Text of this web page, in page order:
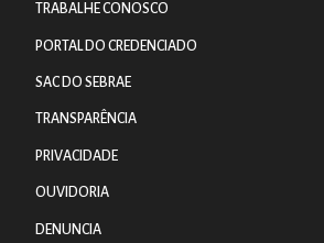
TRABALHE CONOSCO
PORTAL DO CREDENCIADO
SAC DO SEBRAE
TRANSPARÊNCIA
PRIVACIDADE
OUVIDORIA
DENUNCIA